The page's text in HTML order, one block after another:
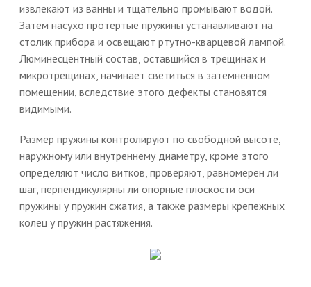
извлекают из ванны и тщательно промывают водой.
Затем насухо протертые пружины устанавливают на
столик прибора и освещают ртутно-кварцевой лампой.
Люминесцентный состав, оставшийся в трещинах и
микротрещинах, начинает светиться в затемненном
помещении, вследствие этого дефекты становятся
видимыми.
Размер пружины контролируют по свободной высоте,
наружному или внутреннему диаметру, кроме этого
определяют число витков, проверяют, равномерен ли
шаг, перпендикулярны ли опорные плоскости оси
пружины у пружин сжатия, а также размеры крепежных
колец у пружин растяжения.